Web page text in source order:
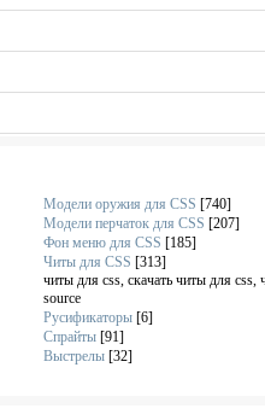
Модели оружия для CSS [740]
Модели перчаток для CSS [207]
Фон меню для CSS [185]
Читы для CSS [313]
читы для css, скачать читы для css,
source
Русификаторы [6]
Спрайты [91]
Выстрелы [32]